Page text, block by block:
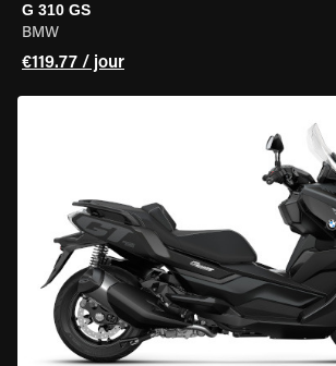
G 310 GS
BMW
€119.77 / jour